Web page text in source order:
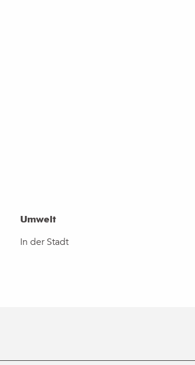
Umwelt
Umwelt
In der Stadt